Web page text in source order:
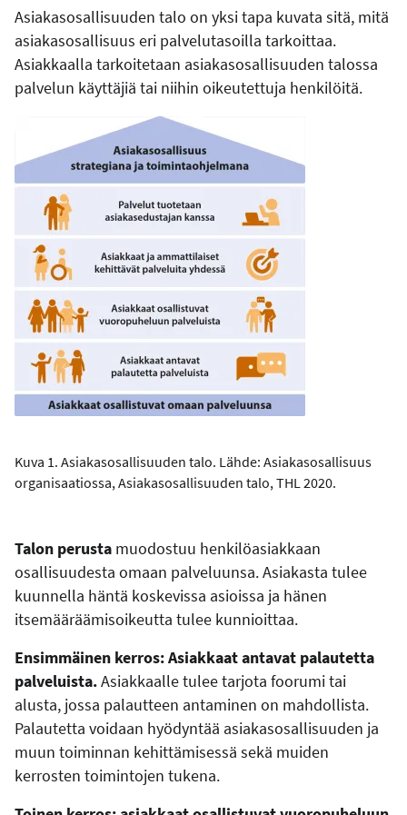
Asiakasosallisuuden talo on yksi tapa kuvata sitä, mitä
asiakasosallisuus eri palvelutasoilla tarkoittaa.
Asiakkaalla tarkoitetaan asiakasosallisuuden talossa
palvelun käyttäjiä tai niihin oikeutettuja henkilöitä.
Kuva 1. Asiakasosallisuuden talo. Lähde: Asiakasosallisuus
organisaatiossa, Asiakasosallisuuden talo, THL 2020.
Talon perusta muodostuu henkilöasiakkaan
osallisuudesta omaan palveluunsa. Asiakasta tulee
kuunnella häntä koskevissa asioissa ja hänen
itsemääräämisoikeutta tulee kunnioittaa.
Ensimmäinen kerros: Asiakkaat antavat palautetta
palveluista.Asiakkaalle tulee tarjota foorumi tai
alusta, jossa palautteen antaminen on mahdollista.
Palautetta voidaan hyödyntää asiakasosallisuuden ja
muun toiminnan kehittämisessä sekä muiden
kerrosten toimintojen tukena.